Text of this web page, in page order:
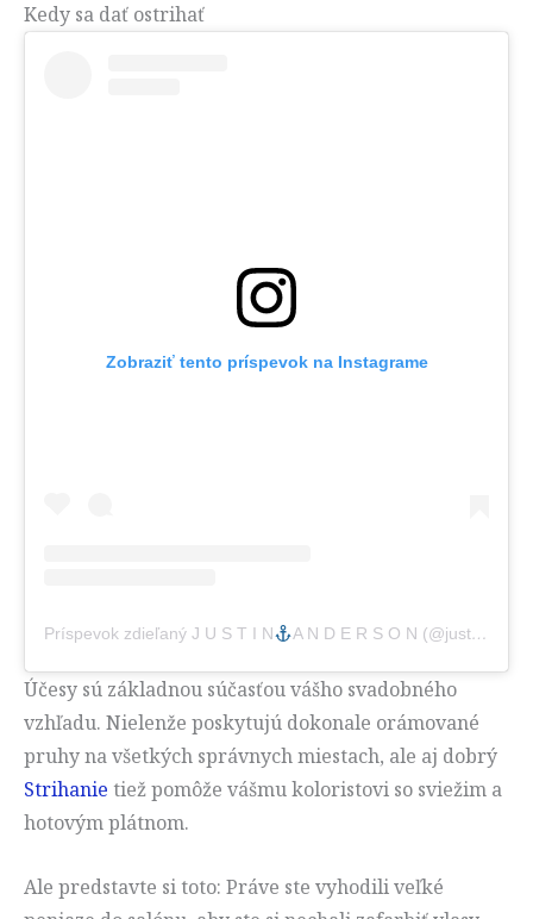
Kedy sa dať ostrihať
Zobraziť tento príspevok na Instagrame
Príspevok zdieľaný J U S T I N A N D E R S O N (@justinandersoncolor)
Účesy sú základnou súčasťou vášho svadobného
vzhľadu. Nielenže poskytujú dokonale orámované
pruhy na všetkých správnych miestach, ale aj dobrý
Strihanie tiež pomôže vášmu koloristovi so sviežim a
hotovým plátnom.
Ale predstavte si toto: Práve ste vyhodili veľké